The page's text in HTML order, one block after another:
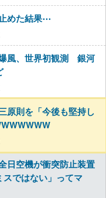
めた結果⋯
風、世界初観測 銀河
原則を「今後も堅持し
日空機が衝突防止装置
ではない」ってマ